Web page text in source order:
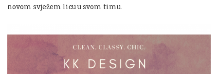
novom svježem licu u svom timu.